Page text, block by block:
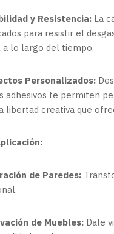
y Resistencia: La
para resistir el
a lo largo del tiempo.
Personalizados:
adhesivos te permiten
libertad creativa que
de Paredes:
de Muebles: Dale